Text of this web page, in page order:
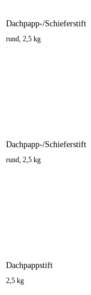
Dachpapp-/Schieferstift
rund, 2,5 kg
Dachpapp-/Schieferstift
rund, 2,5 kg
Dachpappstift
2,5 kg